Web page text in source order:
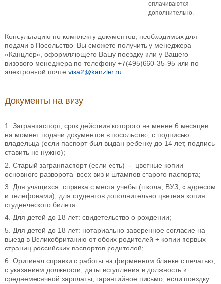
оплачиваются
дополнительно.
Консультацию по комплекту документов, необходимых для
подачи в Посольство, Вы сможете получить у менеджера
«Канцлер», оформляющего Вашу поездку или у Вашего
визового менеджера по телефону +7(495)660-35-95 или по
электронной почте visa2@kanzler.ru
Документы на визу
1. Загранпаспорт, срок действия которого не менее 6 месяцев
на момент подачи документов в посольство, с подписью
владельца (если паспорт был выдан ребенку до 14 лет, подпись
ставить не нужно);
2. Старый загранпаспорт (если есть) - цветные копии
основного разворота, всех виз и штампов старого паспорта;
3. Для учащихся: справка с места учебы (школа, ВУЗ, с адресом
и телефонами); для студентов дополнительно цветная копия
студенческого билета.
4. Для детей до 18 лет: свидетельство о рождении;
5. Для детей до 18 лет: нотариально заверенное согласие на
выезд в Великобританию от обоих родителей + копии первых
страниц российских паспортов родителей;
6. Оригинал справки с работы на фирменном бланке с печатью,
с указанием должности, даты вступления в должность и
среднемесячной зарплаты; гарантийное письмо, если поездку